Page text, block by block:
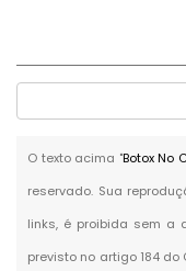
O texto acima "Botox No
reservado. Sua
links, é proibida sem a
previsto no artigo 184 do